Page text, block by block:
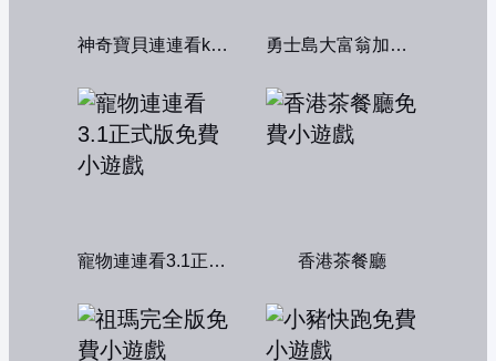
神奇寶貝連連看kawai版2004 勇士島大富翁加強版
寵物連連看3.1正式版 香港茶餐廳